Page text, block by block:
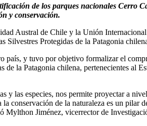
de los parques nacionales Cerro
y conservación.
Austral de Chile y la Unión
Protegidas de la Patagonia
y tuvo por objetivo formalizar el
la Patagonia chilena, pertenecientes al
las especies, nos permite proyectar a
conservación de la naturaleza es un
Mylthon Jiménez, vicerrector de